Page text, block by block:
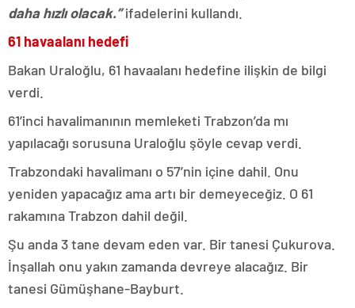
daha hızlı olacak.”ifadelerini kullandı.
61 havaalanı hedefi
Bakan Uraloğlu, 61 havaalanı hedefine ilişkin de bilgi
verdi.
61’inci havalimanının memleketi Trabzon’da mı
yapılacağı sorusuna Uraloğlu şöyle cevap verdi.
Trabzondaki havalimanı o 57’nin içine dahil. Onu
yeniden yapacağız ama artı bir demeyeceğiz. O 61
rakamına Trabzon dahil değil.
Şu anda 3 tane devam eden var. Bir tanesi Çukurova.
İnşallah onu yakın zamanda devreye alacağız. Bir
tanesi Gümüşhane-Bayburt.